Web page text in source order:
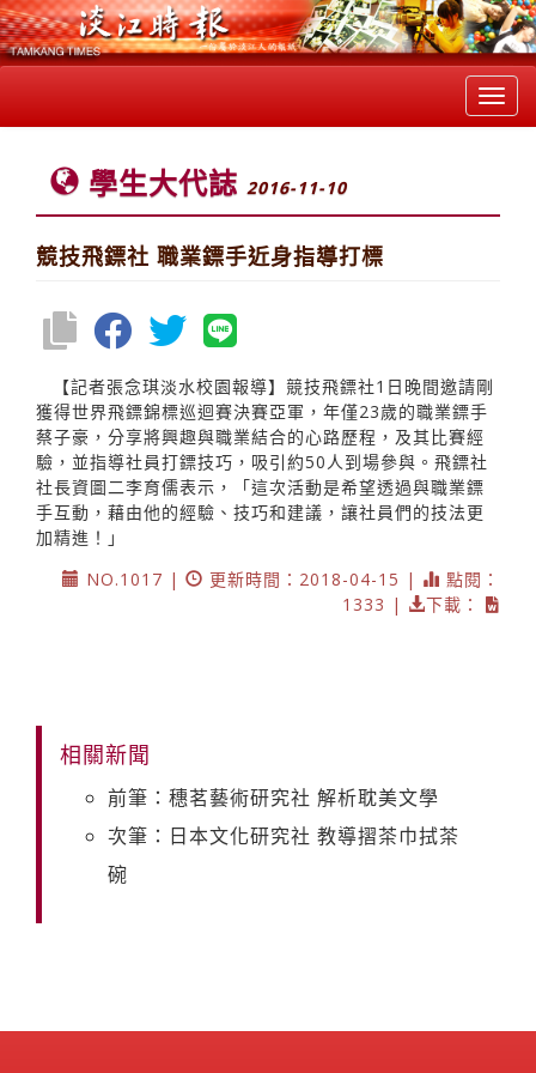
學生大代誌 2016-11-10
競技飛鏢社 職業鏢手近身指導打標
【記者張念琪淡水校園報導】競技飛鏢社1日晚間邀請剛
獲得世界飛鏢錦標巡迴賽決賽亞軍，年僅23歲的職業鏢手
蔡子豪，分享將興趣與職業結合的心路歷程，及其比賽經
驗，並指導社員打鏢技巧，吸引約50人到場參與。飛鏢社
社長資圖二李育儒表示，「這次活動是希望透過與職業鏢
手互動，藉由他的經驗、技巧和建議，讓社員們的技法更
加精進！」
NO.1017 |
更新時間：2018-04-15 |
點閱：
1333 |
下載：
相關新聞
前筆：穗茗藝術研究社 解析耽美文學
次筆：日本文化研究社 教導摺茶巾拭茶
碗